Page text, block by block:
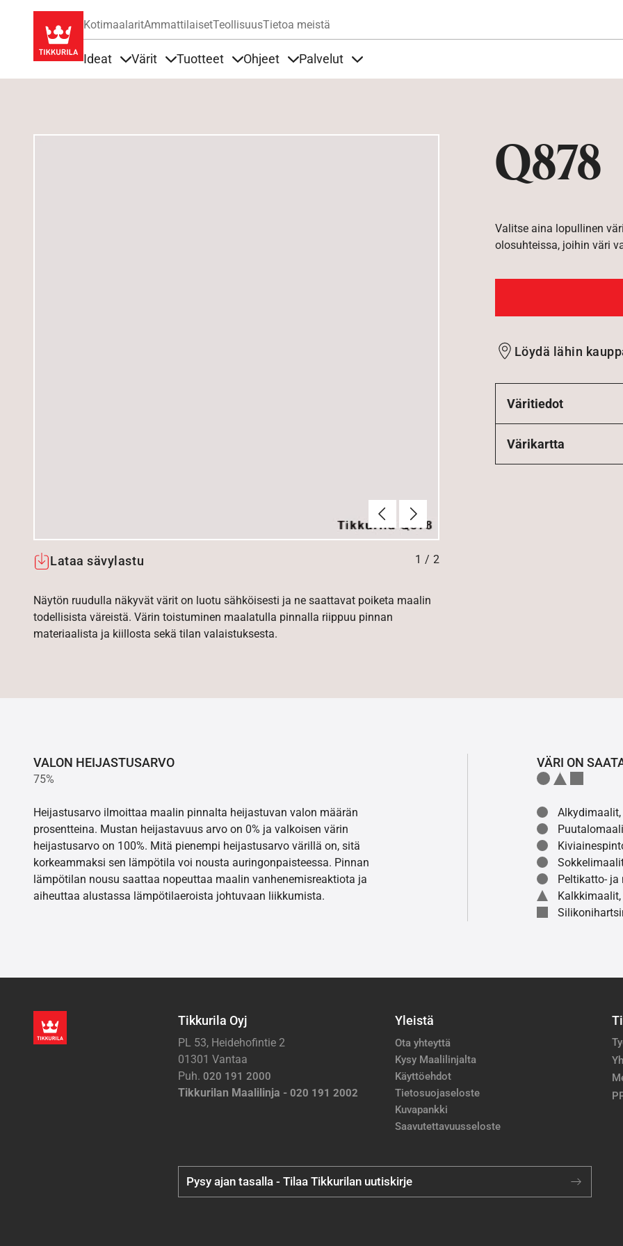
KotimaalaritAmmattilaisetTeollisuusTietoa meistä
Ideat Värit Tuotteet Ohjeet Palvelut
Q878
EdellinenSeuraava
Lataa sävylastu 1 / 2
Näytön ruudulla näkyvät värit on luotu sähköisesti ja ne saattavat poiketa maalin
todellisista väreistä. Värin toistuminen maalatulla pinnalla riippuu pinnan
materiaalista ja kiillosta sekä tilan valaistuksesta.
Valitse aina lopullinen
olosuhteissa, joihin väri
Löydä lähin
Väritiedot
Värikartta
VALON HEIJASTUSARVO
75%
Heijastusarvo ilmoittaa maalin pinnalta heijastuvan valon määrän
prosentteina. Mustan heijastavuus arvo on 0% ja valkoisen värin
heijastusarvo on 100%. Mitä pienempi heijastusarvo värillä on, sitä
korkeammaksi sen lämpötila voi nousta auringonpaisteessa. Pinnan
lämpötilan nousu saattaa nopeuttaa maalin vanhenemisreaktiota ja
aiheuttaa alustassa lämpötilaeroista johtuvaan liikkumista.
VÄRI ON
Peltikatto-
Tikkurila Oyj
PL 53, Heidehofintie 2
01301 Vantaa
Puh. 020 191 2000
Tikkurilan Maalilinja - 020 191 2002
Yleistä
Ota yhteyttä
Kysy Maalilinjalta
Käyttöehdot
Tietosuojaseloste
Kuvapankki
Saavutettavuusseloste
Pysy ajan tasalla - Tilaa Tikkurilan uutiskirje